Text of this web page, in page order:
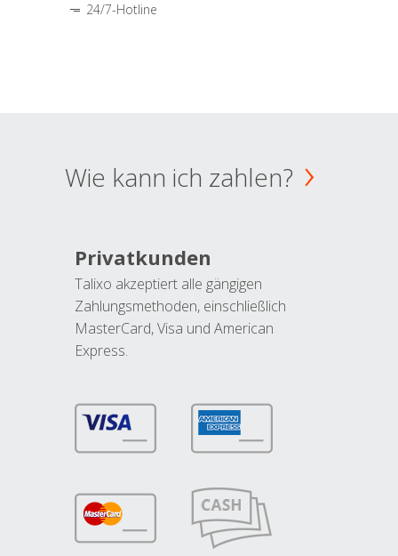
24/7-Hotline
Wie kann ich zahlen?
Privatkunden
Talixo akzeptiert alle gängigen
Zahlungsmethoden, einschließlich
MasterCard, Visa und American
Express.